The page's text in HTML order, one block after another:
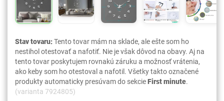
Stav tovaru:Tento tovar mám na sklade, ale ešte som ho
nestihol otestovať a nafotiť. Nie je však dôvod na obavy. Aj na
tento tovar poskytujem rovnakú záruku a možnosť vrátenia,
ako keby som ho otestoval a nafotil. Všetky takto označené
produkty automaticky presúvam do sekcieFirst minute.
(varianta 7924805)